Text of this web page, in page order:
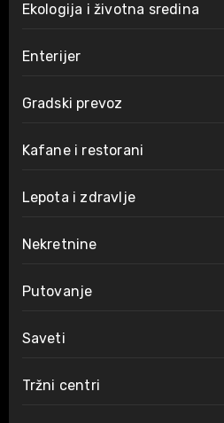
Ekologija i životna sredina
Enterijer
Gradski prevoz
Kafane i restorani
Lepota i zdravlje
Nekretnine
Putovanje
Saveti
Tržni centri